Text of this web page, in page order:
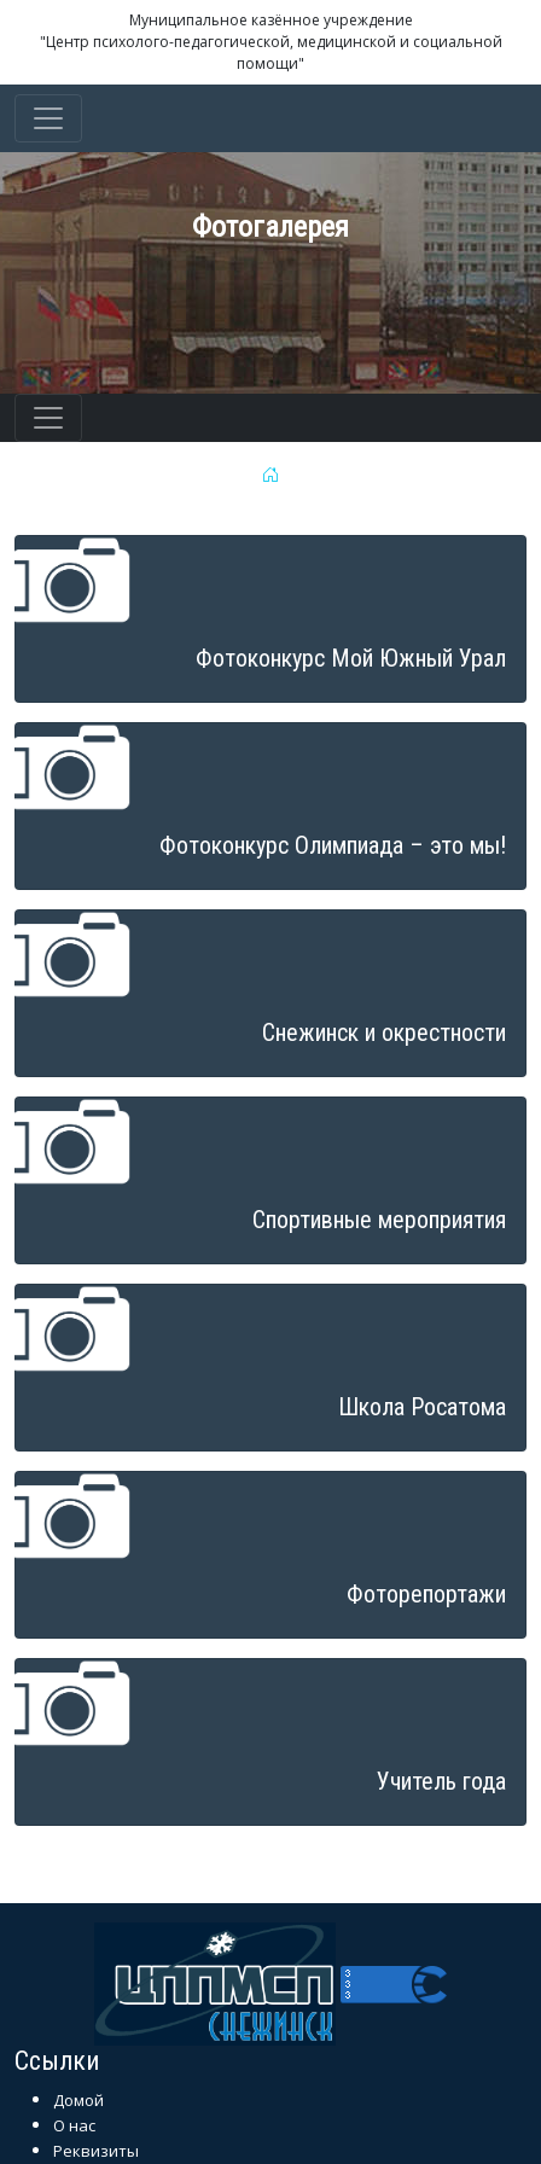
Муниципальное казённое учреждение
"Центр психолого-педагогической, медицинской и социальной
помощи"
Фотогалерея
Фотоконкурс Мой Южный Урал
Фотоконкурс Олимпиада – это мы!
Снежинск и окрестности
Спортивные мероприятия
Школа Росатома
Фоторепортажи
Учитель года
Ссылки
Домой
О нас
Реквизиты